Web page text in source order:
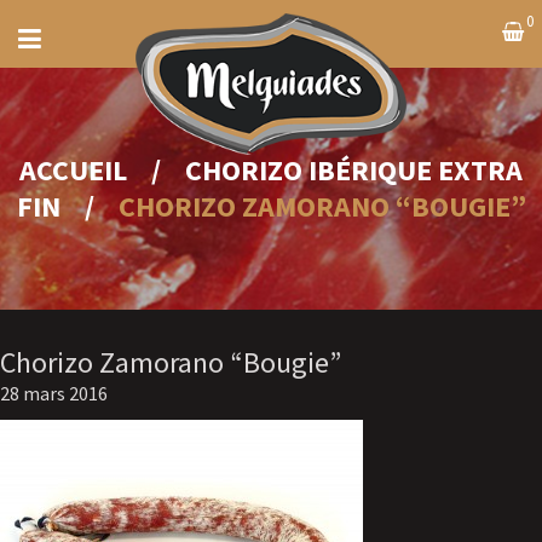
0
ACCUEIL /
CHORIZO IBÉRIQUE EXTRA
FIN
/ CHORIZO ZAMORANO “BOUGIE”
Chorizo Zamorano “Bougie”
28 mars 2016